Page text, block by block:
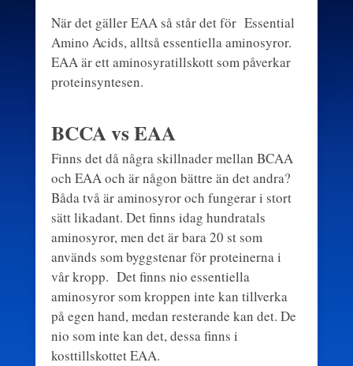
När det gäller EAA så står det för Essential
Amino Acids, alltså essentiella aminosyror.
EAA är ett aminosyratillskott som påverkar
proteinsyntesen.
BCCA vs EAA
Finns det då några skillnader mellan BCAA
och EAA och är någon bättre än det andra?
Båda två är aminosyror och fungerar i stort
sätt likadant. Det finns idag hundratals
aminosyror, men det är bara 20 st som
används som byggstenar för proteinerna i
vår kropp. Det finns nio essentiella
aminosyror som kroppen inte kan tillverka
på egen hand, medan resterande kan det. De
nio som inte kan det, dessa finns i
kosttillskottet EAA.